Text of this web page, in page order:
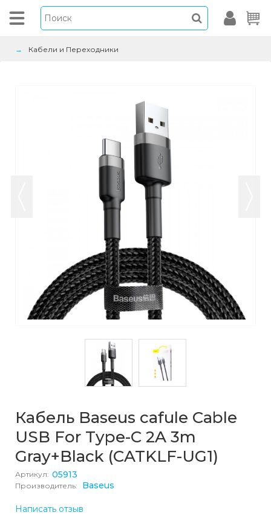
Кабели и Переходники
Кабель Baseus cafule Cable
USB For Type-C 2A 3m
Gray+Black (CATKLF-UG1)
Артикул: 05913
Производитель: Baseus
Написать отзыв